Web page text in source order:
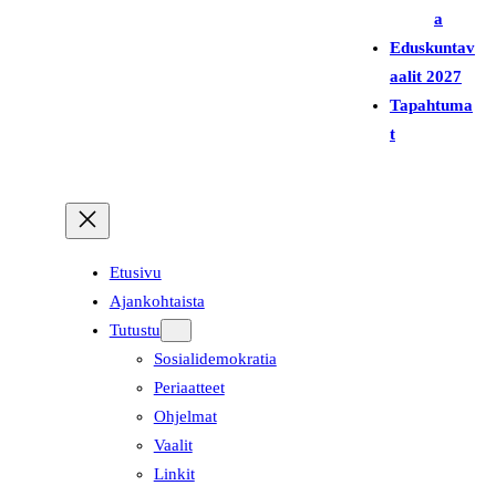
a
Eduskuntav
aalit 2027
Tapahtuma
t
Etusivu
Ajankohtaista
Tutustu
Sosialidemokratia
Periaatteet
Ohjelmat
Vaalit
Linkit